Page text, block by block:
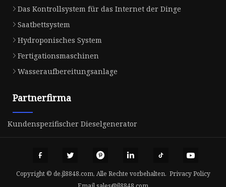
Das Kontrollsystem für das Internet der Dinge
Saatbettsystem
Hydroponisches System
Fertigationsmaschinen
Wasseraufbereitungsanlage
Partnerfirma
Kundenspezifischer Dieselgenerator
Copyright © de.jl8848.com, Alle Rechte vorbehalten. Privacy Policy